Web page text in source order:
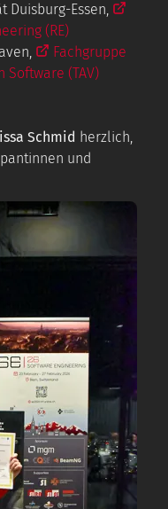
Duisburg-Essen,
(RE)
Fachgruppe
Software (TAV)
Schmid herzlich,
und